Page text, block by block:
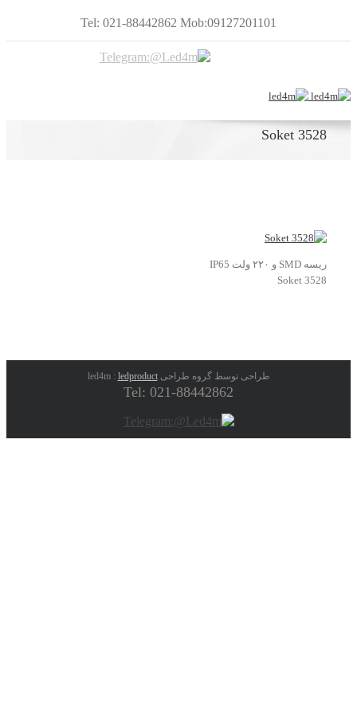
Tel: 021-88442862 Mob:09127201101
Soket 3528
ریسه SMD و ۲۲۰ ولت IP65
Soket 3528
طراحی توسط گروه طراحی led4m :ledproduct
Tel: 021-88442862